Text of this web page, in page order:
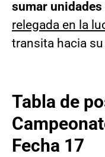
sumar unidades
relegada en la
transita hacia
Tabla de
Fecha 17